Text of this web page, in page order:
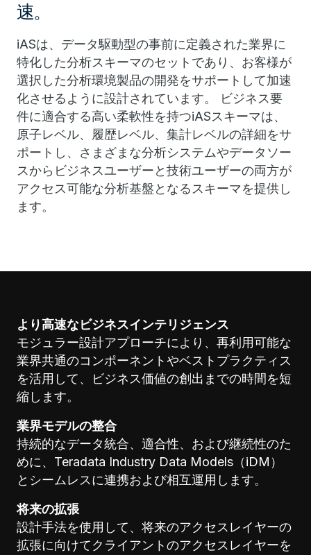
速。
iASは、データ駆動型の事前に定義された業界に
特化した分析スキーマのセットであり、お客様が
選択した分析環境製品の開発をサポートして加速
化させるように設計されています。 ビジネス要
件に適合する高い柔軟性を持つiASスキーマは、
原子レベル、履歴レベル、集計レベルの詳細をサ
ポートし、さまざまな分析システムやデータソー
スからビジネスユーザーと技術ユーザーの両方が
アクセス可能な分析基盤となるスキーマを提供し
ます。
より高速なビジネスインテリジェンス
モジュラー設計アプローチにより、再利用可能な
業界共通のコンポーネントやベストプラクティス
を活用して、ビジネス価値の創出までの時間を短
縮します。
業界モデルの整合
持続的なデータ統合、適合性、および継続性のた
めに、Teradata Industry Data Models（iDM）
とシームレスに連携および相互運用します。
将来の拡張
設計手法を使用して、将来のアクセスレイヤーの
拡張に向けてクライアントのアクセスレイヤーを